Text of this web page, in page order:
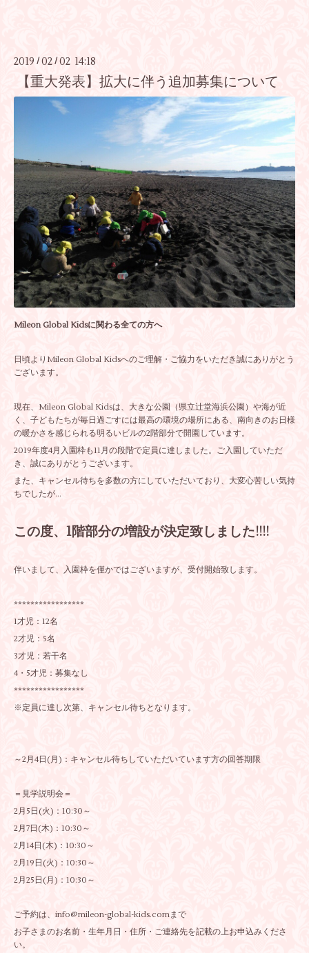
2019 / 02 / 02 14:18
【重大発表】拡大に伴う追加募集について
Mileon Global Kidsに関わる全ての方へ
日頃よりMileon Global Kidsへのご理解・ご協力をいただき誠にありがとう
ございます。
現在、Mileon Global Kidsは、大きな公園（県立辻堂海浜公園）や海が近
く、子どもたちが毎日過ごすには最高の環境の場所にある、南向きのお日様
の暖かさを感じられる明るいビルの2階部分で開園しています。
2019年度4月入園枠も11月の段階で定員に達しました。ご入園していただ
き、誠にありがとうございます。
また、キャンセル待ちを多数の方にしていただいており、大変心苦しい気持
ちでしたが...
この度、1階部分の増設が決定致しました!!!!
伴いまして、入園枠を僅かではございますが、受付開始致します。
*****************
1才児：12名
2才児：5名
3才児：若干名
4・5才児：募集なし
*****************
※定員に達し次第、キャンセル待ちとなります。
～2月4日(月)：キャンセル待ちしていただいています方の回答期限
＝見学説明会＝
2月5日(火)：10:30～
2月7日(木)：10:30～
2月14日(木)：10:30～
2月19日(火)：10:30～
2月25日(月)：10:30～
ご予約は、info@mileon-global-kids.comまで
お子さまのお名前・生年月日・住所・ご連絡先を記載の上お申込みくださ
い。